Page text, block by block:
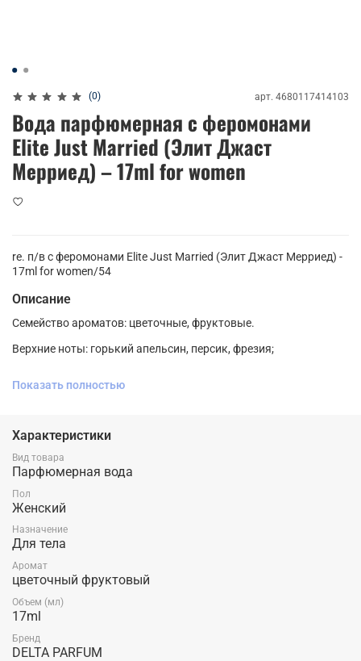
(0) арт. 4680117414103
Вода парфюмерная с феромонами
Elite Just Married (Элит Джаст
Мерриед) – 17ml for women
re. п/в с феромонами Elite Just Married (Элит Джаст Мерриед) -
17ml for women/54
Описание
Семейство ароматов: цветочные, фруктовые.
Верхние ноты: горький апельсин, персик, фрезия;
Показать полностью
Характеристики
Вид товара
Парфюмерная вода
Пол
Женский
Назначение
Для тела
Аромат
цветочный фруктовый
Объем (мл)
17ml
Бренд
DELTA PARFUM